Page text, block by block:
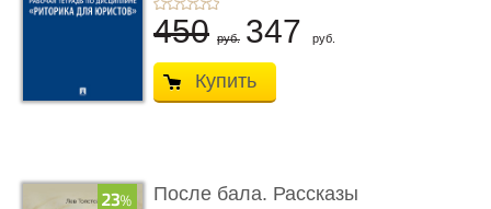
450 руб. 347 руб.
Купить
После бала. Рассказы